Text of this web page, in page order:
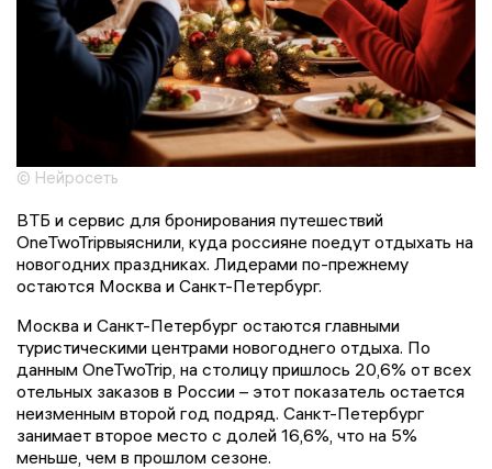
© Нейросеть
ВТБ и сервис для бронирования путешествий
OneTwoTripвыяснили, куда россияне поедут отдыхать на
новогодних праздниках. Лидерами по-прежнему
остаются Москва и Санкт-Петербург.
Москва и Санкт-Петербург остаются главными
туристическими центрами новогоднего отдыха. По
данным OneTwoTrip, на столицу пришлось 20,6% от всех
отельных заказов в России – этот показатель остается
неизменным второй год подряд. Санкт-Петербург
занимает второе место с долей 16,6%, что на 5%
меньше, чем в прошлом сезоне.